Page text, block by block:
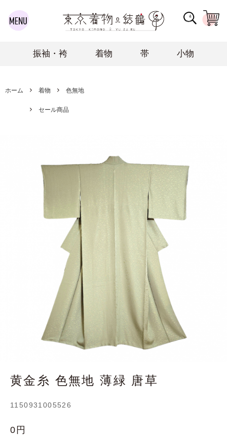
振袖・袴 着物 帯 小物
ホーム 着物 色無地
セール商品
黄金糸 色無地 薄緑 唐草
1150931005526
0円